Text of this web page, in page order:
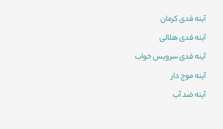
آینه قدی کرمان
آینه قدی هلالی
آینه قدی سرویس خواب
آینه موج دار
آینه ضد آب